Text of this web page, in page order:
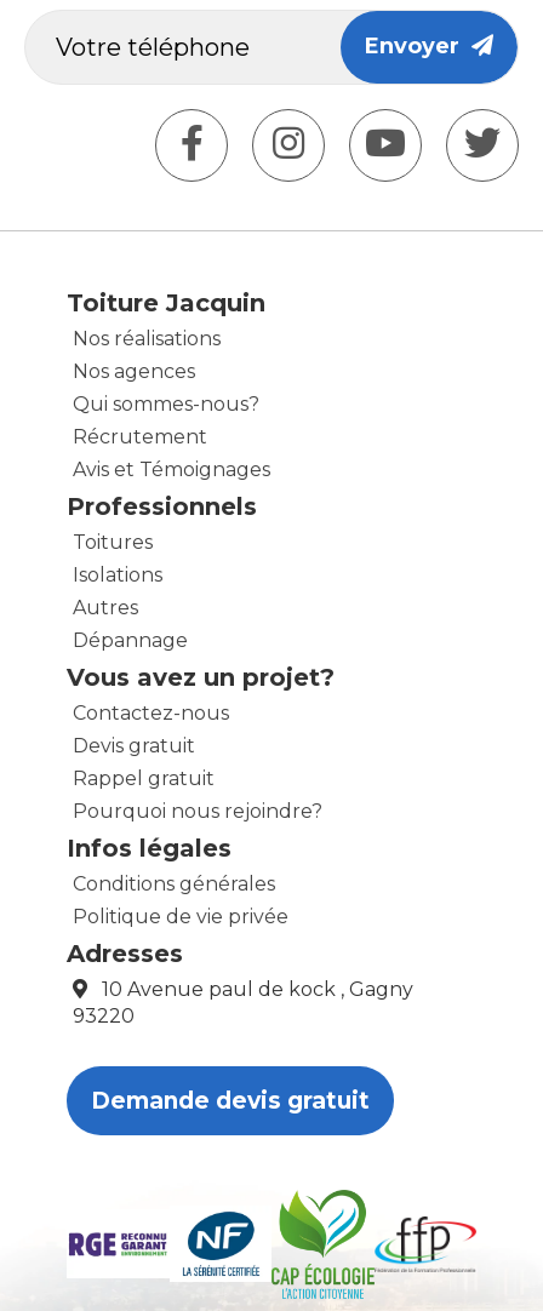
Envoyer
Toiture Jacquin
Nos réalisations
Nos agences
Qui sommes-nous?
Récrutement
Avis et Témoignages
Professionnels
Toitures
Isolations
Autres
Dépannage
Vous avez un projet?
Contactez-nous
Devis gratuit
Rappel gratuit
Pourquoi nous rejoindre?
Infos légales
Conditions générales
Politique de vie privée
Adresses
10 Avenue paul de kock , Gagny
93220
Demande devis gratuit